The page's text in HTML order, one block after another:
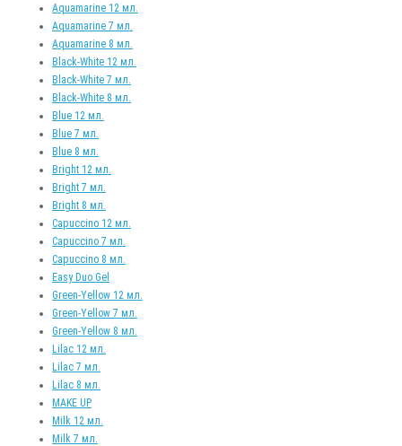
Aquamarine 12 мл.
Aquamarine 7 мл.
Aquamarine 8 мл.
Black-White 12 мл.
Black-White 7 мл.
Black-White 8 мл.
Blue 12 мл.
Blue 7 мл.
Blue 8 мл.
Bright 12 мл.
Bright 7 мл.
Bright 8 мл.
Capuccino 12 мл.
Capuccino 7 мл.
Capuccino 8 мл.
Easy Duo Gel
Green-Yellow 12 мл.
Green-Yellow 7 мл.
Green-Yellow 8 мл.
Lilac 12 мл.
Lilac 7 мл.
Lilac 8 мл.
MAKE UP
Milk 12 мл.
Milk 7 мл.